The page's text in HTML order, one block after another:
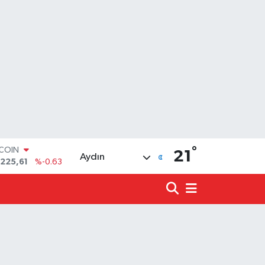
%-0.63
Aydın 21 °